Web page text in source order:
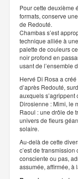
Pour cette deuxième
formats, conserve
de Redouté.
Chambas s’est
technique alliée à
palette de couleurs
noir profond en
usant de l’ensemble
Hervé Di Rosa a
d’après Redouté,
auxquels
Dirosienne : Mimi, le
Raoul : une drôle de
univers de fleurs
solaire.
Au-delà de cette
c’est de transmission
consciente ou pas,
assumée, affirmée, à